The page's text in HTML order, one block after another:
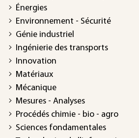
Énergies
Environnement - Sécurité
Génie industriel
Ingénierie des transports
Innovation
Matériaux
Mécanique
Mesures - Analyses
Procédés chimie - bio - agro
Sciences fondamentales